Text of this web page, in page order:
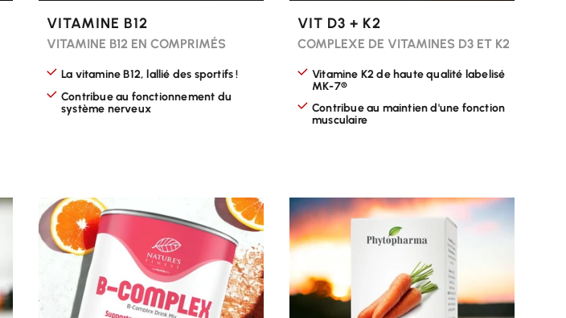
VITAMINE B12
VITAMINE B12 EN COMPRIMÉS
La vitamine B12, lallié des sportifs !
Contribue au fonctionnement du
système nerveux
VIT D3 + K2
COMPLEXE DE VITAMINES D3 ET K2
Vitamine K2 de haute qualité labelisé
MK-7®
Contribue au maintien d'une fonction
musculaire
CHOISIR LES OPTIONS CHOISIR LES OPTIONS